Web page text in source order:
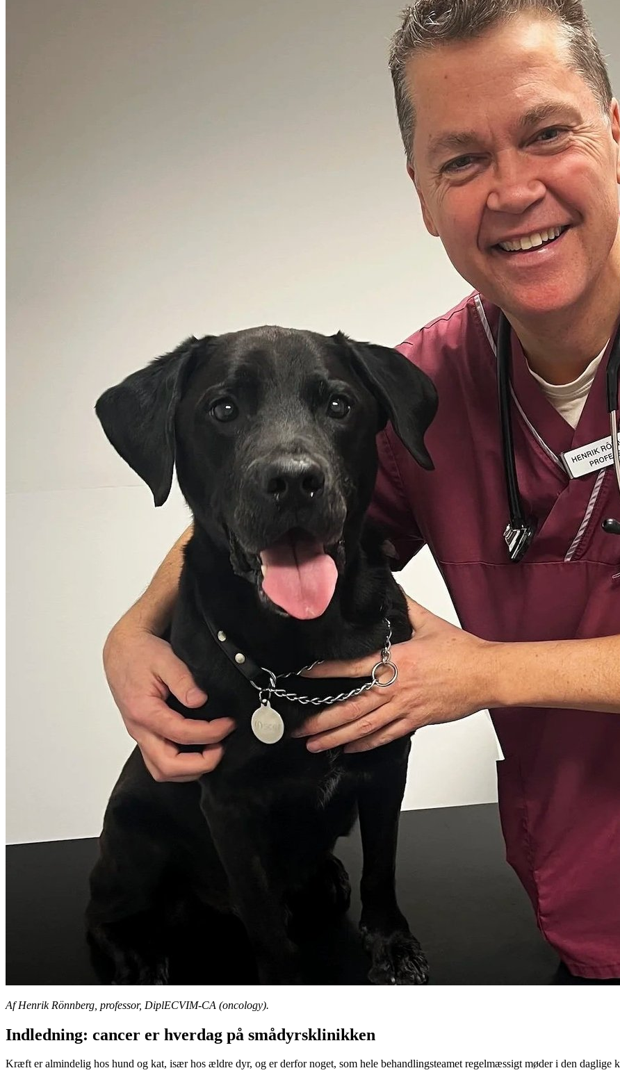
Af Henrik Rönnberg, professor, DiplECVIM-CA (oncology).
Indledning: cancer er hverdag på smådyrsklinikken
Kræft er almindelig hos hund og kat, især hos ældre dyr, og er derfor noget, som hele behandlingsteamet regelmæssigt møder i den daglige